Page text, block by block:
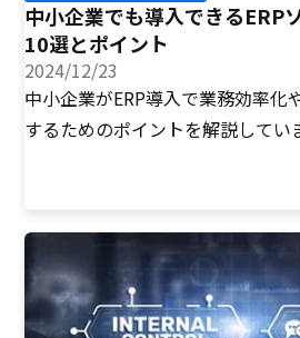
中小企業でも導入できるERP
10選とポイント
2024/12/23
中小企業がERP導入で業務効率化
するためのポイントを解説してい